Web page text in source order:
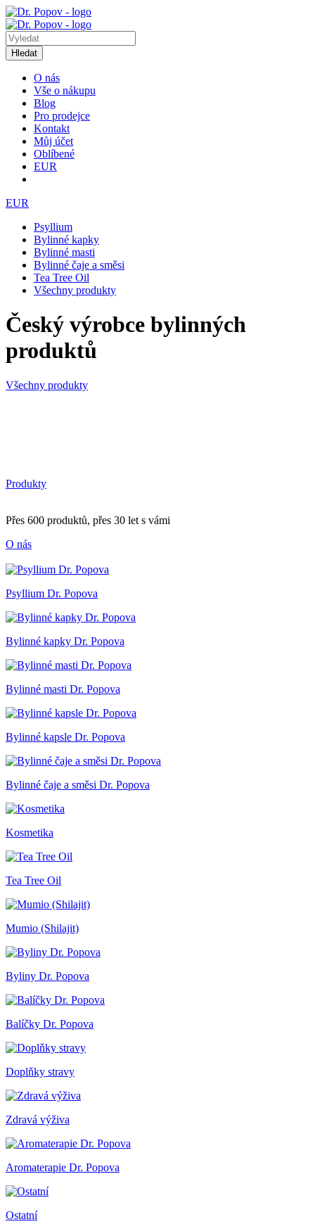
Hledat
O nás
Vše o nákupu
Blog
Pro prodejce
Kontakt
Můj účet
Oblíbené
EUR
EUR
Psyllium
Bylinné kapky
Bylinné masti
Bylinné čaje a směsi
Tea Tree Oil
Všechny produkty
Český výrobce bylinných
produktů
Všechny produkty
Produkty
Přes 600 produktů, přes 30 let s vámi
O nás
Psyllium Dr. Popova
Bylinné kapky Dr. Popova
Bylinné masti Dr. Popova
Bylinné kapsle Dr. Popova
Bylinné čaje a směsi Dr. Popova
Kosmetika
Tea Tree Oil
Mumio (Shilajit)
Byliny Dr. Popova
Balíčky Dr. Popova
Doplňky stravy
Zdravá výživa
Aromaterapie Dr. Popova
Ostatní